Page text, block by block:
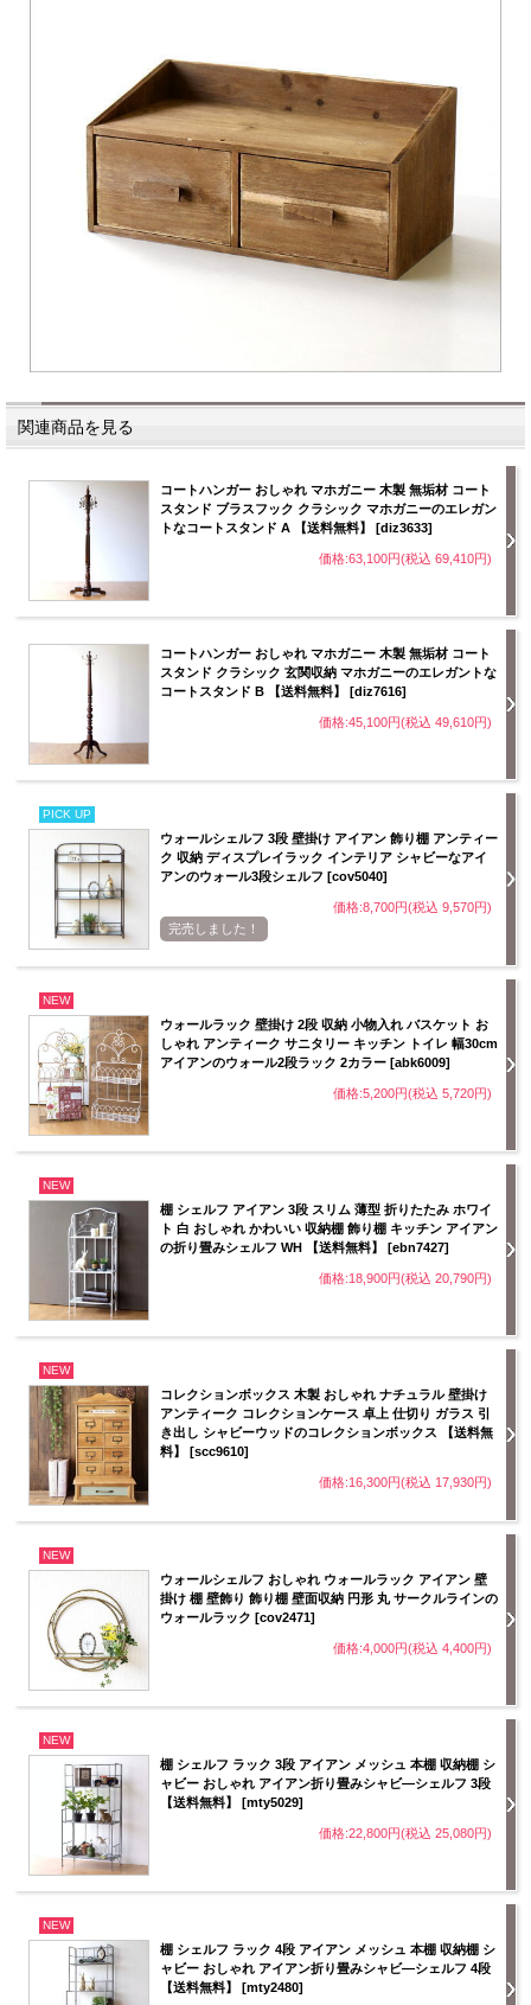
関連商品を見る
コートハンガー おしゃれ マホガニー 木製 無垢材 コート
スタンド ブラスフック クラシック マホガニーのエレガン
トなコートスタンド A 【送料無料】 [diz3633]
価格:63,100円(税込 69,410円)
コートハンガー おしゃれ マホガニー 木製 無垢材 コート
スタンド クラシック 玄関収納 マホガニーのエレガントな
コートスタンド B 【送料無料】 [diz7616]
価格:45,100円(税込 49,610円)
PICK UP
ウォールシェルフ 3段 壁掛け アイアン 飾り棚 アンティー
ク 収納 ディスプレイラック インテリア シャビーなアイ
アンのウォール3段シェルフ [cov5040]
価格:8,700円(税込 9,570円)
完売しました！
NEW
ウォールラック 壁掛け 2段 収納 小物入れ バスケット お
しゃれ アンティーク サニタリー キッチン トイレ 幅30cm
アイアンのウォール2段ラック 2カラー [abk6009]
価格:5,200円(税込 5,720円)
NEW
棚 シェルフ アイアン 3段 スリム 薄型 折りたたみ ホワイ
ト 白 おしゃれ かわいい 収納棚 飾り棚 キッチン アイアン
の折り畳みシェルフ WH 【送料無料】 [ebn7427]
価格:18,900円(税込 20,790円)
NEW
コレクションボックス 木製 おしゃれ ナチュラル 壁掛け
アンティーク コレクションケース 卓上 仕切り ガラス 引
き出し シャビーウッドのコレクションボックス 【送料無
料】 [scc9610]
価格:16,300円(税込 17,930円)
NEW
ウォールシェルフ おしゃれ ウォールラック アイアン 壁
掛け 棚 壁飾り 飾り棚 壁面収納 円形 丸 サークルラインの
ウォールラック [cov2471]
価格:4,000円(税込 4,400円)
NEW
棚 シェルフ ラック 3段 アイアン メッシュ 本棚 収納棚 シ
ャビー おしゃれ アイアン折り畳みシャビ―シェルフ 3段
【送料無料】 [mty5029]
価格:22,800円(税込 25,080円)
NEW
棚 シェルフ ラック 4段 アイアン メッシュ 本棚 収納棚 シ
ャビー おしゃれ アイアン折り畳みシャビ―シェルフ 4段
【送料無料】 [mty2480]